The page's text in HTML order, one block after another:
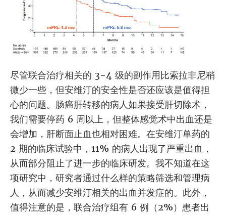
尽管联合治疗相关的 3-4 级的副作用比索拉非尼稍
微少一些，但安维汀的安全性是否还应该是值得担
心的问题。肠癌肝转移的病人如果接受肝切除术，
我们需要停药 6 周以上，但整体感觉术中出血还是
会增加，肝断面止血也相对困难。在安维汀单药的
2 期的临床试验中，11% 的病人出现了严重出血，
从而部分阻止了进一步的临床研发。我不知道在这
项研究中，研究者通过什么样的策略筛选和管理病
人，从而减少安维汀相关的出血并发症的。此外，
值得注意的是，联合治疗组有 6 例（2%）患者出